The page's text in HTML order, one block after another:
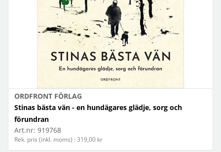
ORDFRONT FÖRLAG
Stinas bästa vän - en hundägares glädje, sorg och
förundran
Art.nr: 919768
Rek. pris (inkl. moms) : 319,00 kr